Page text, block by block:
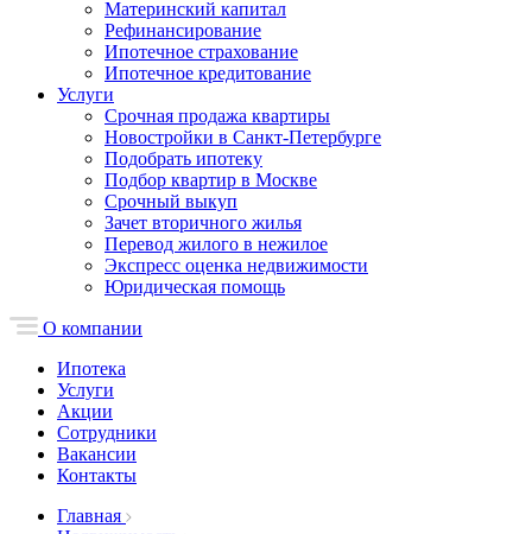
Материнский капитал
Рефинансирование
Ипотечное страхование
Ипотечное кредитование
Услуги
Срочная продажа квартиры
Новостройки в Санкт-Петербурге
Подобрать ипотеку
Подбор квартир в Москве
Срочный выкуп
Зачет вторичного жилья
Перевод жилого в нежилое
Экспресс оценка недвижимости
Юридическая помощь
О компании
Ипотека
Услуги
Акции
Сотрудники
Вакансии
Контакты
Главная